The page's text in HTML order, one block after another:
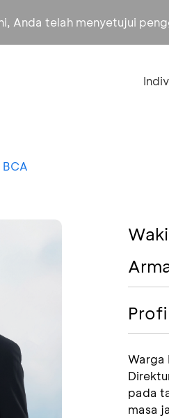
Anda telah menyetujui
Warga
pada
masa